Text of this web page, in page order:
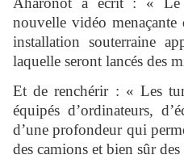
nouvelle vidéo
installation souterraine
laquelle seront lancés des
Et de renchérir : « Les
équipés d’ordinateurs,
d’une profondeur qui
des camions et bien sûr